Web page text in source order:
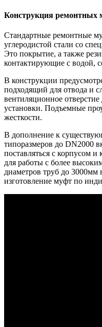
Конструкция ремонтных
Стандартные ремонтные
углеродистой стали со
Это покрытие, а также
контактирующие с водой,
В конструкции
подходящий для отвода и
вентиляционное
установки. Подъемные
жесткости.
В дополнение к
типоразмеров до DN2000
поставляться с корпусом
для работы с более
диаметров труб до
изготовление муфт по